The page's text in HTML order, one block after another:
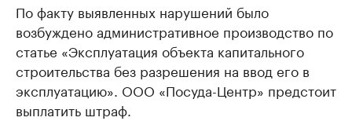
По факту выявленных нарушений было
возбуждено административное производство по
статье «Эксплуатация объекта капитального
строительства без разрешения на ввод его в
эксплуатацию». ООО «Посуда-Центр» предстоит
выплатить штраф.